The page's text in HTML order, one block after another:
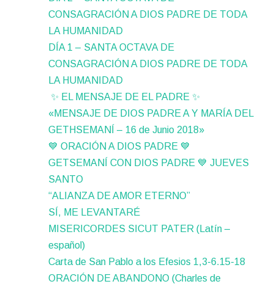
CONSAGRACIÓN A DIOS PADRE DE TODA
LA HUMANIDAD
DÍA 1 – SANTA OCTAVA DE
CONSAGRACIÓN A DIOS PADRE DE TODA
LA HUMANIDAD
✨ EL MENSAJE DE EL PADRE ✨
«MENSAJE DE DIOS PADRE A Y MARÍA DEL
GETHSEMANÍ – 16 de Junio 2018»
💙 ORACIÓN A DIOS PADRE 💙
GETSEMANÍ CON DIOS PADRE 💙 JUEVES
SANTO
“ALIANZA DE AMOR ETERNO”
SÍ, ME LEVANTARÉ
MISERICORDES SICUT PATER (Latín –
español)
Carta de San Pablo a los Efesios 1,3-6.15-18
ORACIÓN DE ABANDONO (Charles de